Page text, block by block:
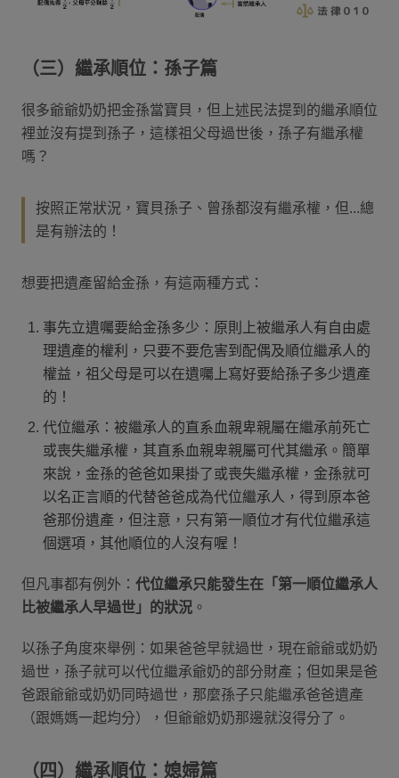
（三）繼承順位：孫子篇
很多爺爺奶奶把金孫當寶貝，但上述民法提到的繼承順位
裡並沒有提到孫子，這樣祖父母過世後，孫子有繼承權
嗎？
按照正常狀況，寶貝孫子、曾孫都沒有繼承權，但...總
是有辦法的！
想要把遺產留給金孫，有這兩種方式：
事先立遺囑要給金孫多少：原則上被繼承人有自由處
理遺產的權利，只要不要危害到配偶及順位繼承人的
權益，祖父母是可以在遺囑上寫好要給孫子多少遺產
的！
代位繼承：被繼承人的直系血親卑親屬在繼承前死亡
或喪失繼承權，其直系血親卑親屬可代其繼承。簡單
來說，金孫的爸爸如果掛了或喪失繼承權，金孫就可
以名正言順的代替爸爸成為代位繼承人，得到原本爸
爸那份遺產，但注意，只有第一順位才有代位繼承這
個選項，其他順位的人沒有喔！
但凡事都有例外： 代位繼承只能發生在「第一順位繼承人
比被繼承人早過世」的狀況 。
以孫子角度來舉例：如果爸爸早就過世，現在爺爺或奶奶
過世，孫子就可以代位繼承爺奶的部分財產；但如果是爸
爸跟爺爺或奶奶同時過世，那麼孫子只能繼承爸爸遺產
（跟媽媽一起均分），但爺爺奶奶那邊就沒得分了。
（四）繼承順位：媳婦篇